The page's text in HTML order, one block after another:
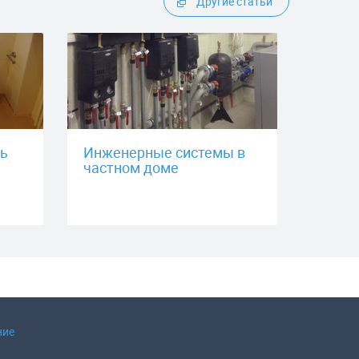
Инженерные системы в
частном доме